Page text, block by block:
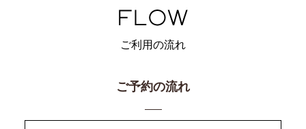
ご利用の流れ
ご予約の流れ